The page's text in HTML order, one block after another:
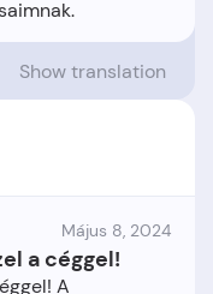
Show translation
Május 8, 2024
a céggel!
A